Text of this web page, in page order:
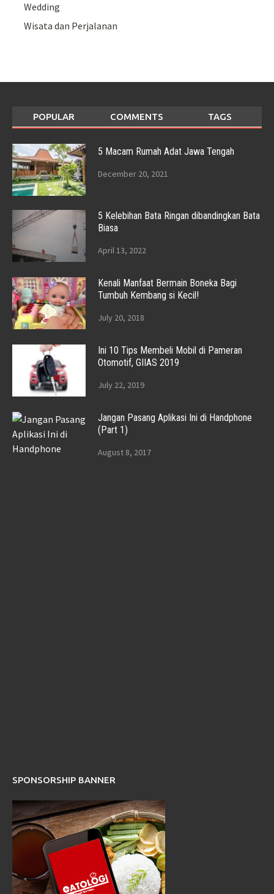
Wedding
Wisata dan Perjalanan
POPULAR COMMENTS TAGS
5 Macam Rumah Adat Jawa Tengah
December 20, 2021
5 Kelebihan Bata Ringan dibandingkan Bata
Biasa
April 13, 2022
Kenali Manfaat Bermain Boneka Bagi
Tumbuh Kembang si Kecil!
July 20, 2018
Ini 10 Tips Membeli Mobil di Pameran
Otomotif, GIIAS 2019
July 22, 2019
Jangan Pasang Aplikasi Ini di Handphone
(Part 1)
August 8, 2017
SPONSORSHIP BANNER